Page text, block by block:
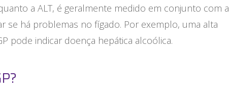
a ALT, é geralmente medido em conjunto com a
se há problemas no fígado. Por exemplo, uma alta
pode indicar doença hepática alcoólica.